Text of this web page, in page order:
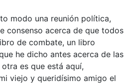
modo una reunión política,
consenso acerca de que todos
de combate, un libro
he dicho antes acerca de las
es que está aquí,
viejo y queridísimo amigo el